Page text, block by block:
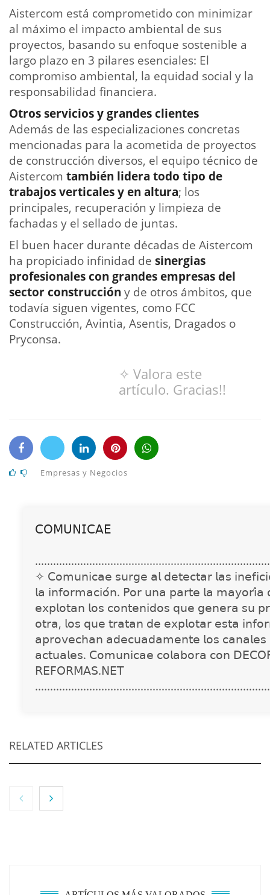
Aistercom está comprometido con minimizar
al máximo el impacto ambiental de sus
proyectos, basando su enfoque sostenible a
largo plazo en 3 pilares esenciales: El
compromiso ambiental, la equidad social y la
responsabilidad financiera.
Otros servicios y grandes clientes
Además de las especializaciones concretas
mencionadas para la acometida de proyectos
de construcción diversos, el equipo técnico de
Aistercom también lidera todo tipo de
trabajos verticales y en altura; los
principales, recuperación y limpieza de
fachadas y el sellado de juntas.
El buen hacer durante décadas de Aistercom
ha propiciado infinidad de sinergias
profesionales con grandes empresas del
sector construcción y de otros ámbitos, que
todavía siguen vigentes, como FCC
Construcción, Avintia, Asentis, Dragados o
Pryconsa.
✧ Valora este
artículo. Gracias!!
Empresas y Negocios
𝖢𝖮𝖬𝖴𝖭𝖨𝖢𝖠𝖤
✧ 𝖢𝗈𝗆𝗎𝗇𝗂𝖼𝖺𝖾 𝗌𝗎𝗋𝗀𝖾 𝖺𝗅 𝖽𝖾𝗍𝖾𝖼𝗍𝖺𝗋 𝗅𝖺𝗌
𝗅𝖺 𝗂𝗇𝖿𝗈𝗋𝗆𝖺𝖼𝗂𝗈́𝗇. 𝖯𝗈𝗋 𝗎𝗇𝖺 𝗉𝖺𝗋𝗍𝖾 𝗅𝖺
𝖾𝗑𝗉𝗅𝗈𝗍𝖺𝗇 𝗅𝗈𝗌 𝖼𝗈𝗇𝗍𝖾𝗇𝗂𝖽𝗈𝗌 𝗊𝗎𝖾 𝗀𝖾𝗇𝖾𝗋𝖺 𝗌𝗎
𝗈𝗍𝗋𝖺, 𝗅𝗈𝗌 𝗊𝗎𝖾 𝗍𝗋𝖺𝗍𝖺𝗇 𝖽𝖾 𝖾𝗑𝗉𝗅𝗈𝗍𝖺𝗋 𝖾𝗌𝗍𝖺
𝖺𝗉𝗋𝗈𝗏𝖾𝖼𝗁𝖺𝗇 𝖺𝖽𝖾𝖼𝗎𝖺𝖽𝖺𝗆𝖾𝗇𝗍𝖾 𝗅𝗈𝗌
𝖺𝖼𝗍𝗎𝖺𝗅𝖾𝗌. 𝖢𝗈𝗆𝗎𝗇𝗂𝖼𝖺𝖾 𝖼𝗈𝗅𝖺𝖻𝗈𝗋𝖺 𝖼𝗈𝗇
𝖱𝖤𝖥𝖮𝖱𝖬𝖠𝖲.𝖭𝖤𝖳
RELATED ARTICLES
NOVA: innovación y diseño que transforman
espacios de la mano de Tormo Franquicias